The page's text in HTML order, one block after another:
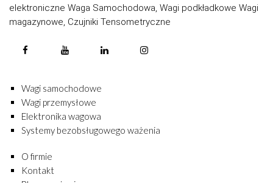
elektroniczne Waga Samochodowa, Wagi podkładkowe Wagi
magazynowe, Czujniki Tensometryczne
Wagi samochodowe
Wagi przemysłowe
Elektronika wagowa
Systemy bezobsługowego ważenia
O firmie
Kontakt